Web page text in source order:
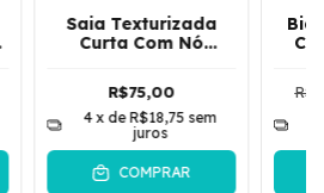
Saia Texturizada
Curta Com Nó
Alaya | Verde Neon
R$75,00
4 x deR$18,75 sem
juros
COMPRAR